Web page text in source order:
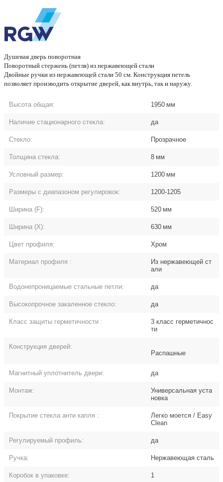
Душевая дверь поворотная
Поворотный стержень (петля) из нержавеющей стали
Двойные ручки из нержавеющей стали 50 см. Конструкция петель
позволяет производить открытие дверей, как внутрь, так и наружу.
Высота общая: 1950 мм
Наличие стационарного стекла: да
Стекло: Прозрачное
Толщина стекла: 8 мм
Условный размер: 1200 мм
Размеры с диапазоном регулировок: 1200-1205
Ширина (F): 520 мм
Ширина (Х): 630 мм
Цвет профиля: Хром
Материал профиля :
Из нержавеющей ст
али
Водонепроницаемые стальные петли: да
Высокопрочное закаленное стекло: да
Класс защиты герметичности :
3 класс герметичнос
ти
Конструкция дверей:
Распашные
Магнитный уплотнитель двери: да
Монтаж:
Универсальная уста
новка
Покрытие стекла анти капля :
Легко моется / Easy
Clean
Регулируемый профиль: да
Ручка: Нержавеющая сталь
Коробок в упаковке: 1